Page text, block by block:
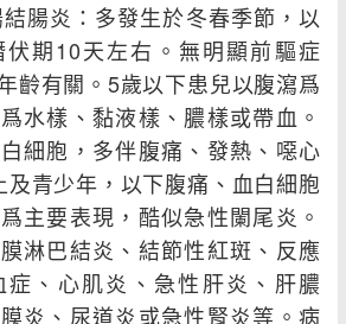
腸炎：多發生於冬春季節，以
期10天左右。無明顯前驅症
齡有關。5歲以下患兒以腹瀉爲
水樣、黏液樣、膿樣或帶血。
細胞，多伴腹痛、發熱、噁心
青少年，以下腹痛、血白細胞
主要表現，酷似急性闌尾炎。
淋巴結炎、結節性紅斑、反應
、心肌炎、急性肝炎、肝膿
炎、尿道炎或急性腎炎等。病